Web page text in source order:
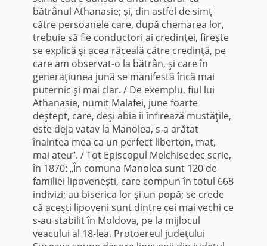
bătrânul Athanasie; şi, din ast­fel de simţ
către persoanele care, după chemarea lor,
trebuie să fie conductori ai credinţei, fireşte
se explică şi acea răceală către credinţă, pe
care am observat-o la bătrân, şi care în
generaţiunea jună se manifestă încă mai
puternic şi mai clar. / De exemplu, fiul lui
Athanasie, numit Malafei, june foarte
deştept, care, deşi abia îi înfirează mustăţile,
este deja vatav la Manolea, s-a arătat
înaintea mea ca un perfect liberton, mat,
mai ateu”. / Tot Episcopul Melchisedec scrie,
în 1870: „În comuna Manolea sunt 120 de
familiei lipoveneşti, care compun în totul 668
indivizi; au biserica lor şi un popă; se crede
că aceşti lipoveni sunt dintre cei mai vechi ce
s-au stabilit în Moldova, pe la mij­locul
veacului al 18-lea. Protoereul judeţului